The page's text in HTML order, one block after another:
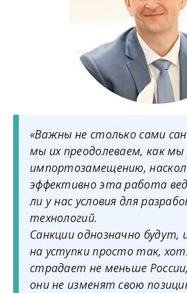
«Важны не столько сами
мы их преодолеваем, как
импортозамещению,
эффективно эта работа
ли у нас условия для
технологий.
Санкции однозначно будут,
на уступки просто так,
страдает не меньше
они не изменят свою